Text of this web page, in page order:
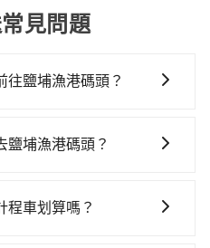
見問題
往鹽埔漁港碼頭？
！不過從最早一班車06:36
最靠近的彰化高鐵站，叫
鹽埔漁港碼頭？
己開車），最重要的是你
程車划算嗎？